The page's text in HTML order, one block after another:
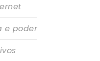
e poder